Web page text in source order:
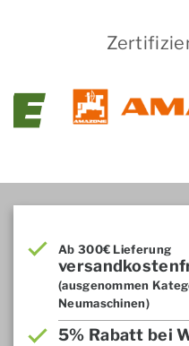
Ab 300€ Lieferung
(ausgenommen
Neumaschinen)
5% Rabatt bei